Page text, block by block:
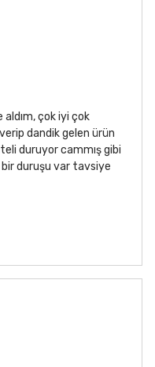
çok iyi çok
dandik gelen ürün
duruyor cammış gibi
duruşu var tavsiye